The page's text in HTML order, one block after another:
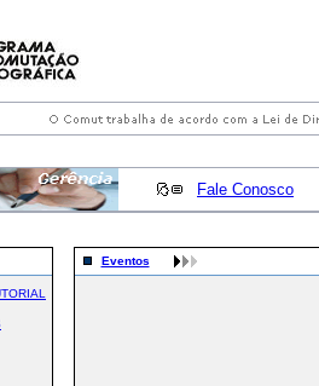
Fale Conosco
Eventos